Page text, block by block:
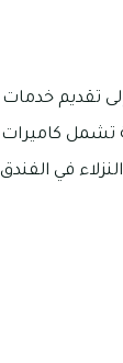
تقديم خدمات
تشمل كاميرات
في الفندق